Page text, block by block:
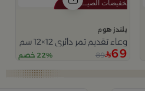
بلندز هوم
وعاء تقديم تمر دائري 12×12 سم متعدد الألوان من الخزف الحجري بطباعة هندسية من أزوريا
69
89 22% خصم